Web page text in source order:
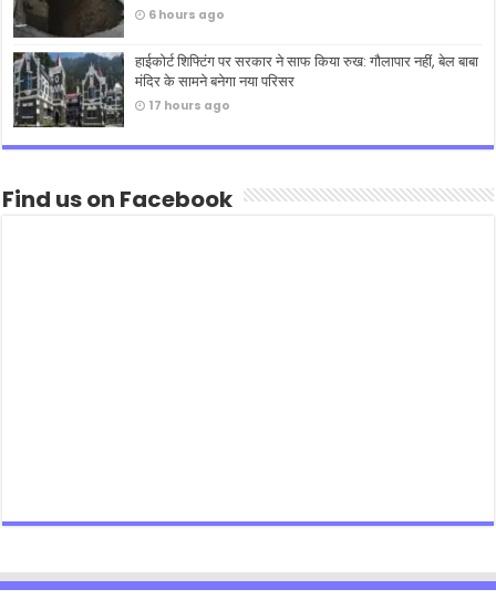
6 hours ago
हाईकोर्ट शिफ्टिंग पर सरकार ने साफ किया रुख: गौलापार नहीं, बेल बाबा
मंदिर के सामने बनेगा नया परिसर
17 hours ago
Find us on Facebook